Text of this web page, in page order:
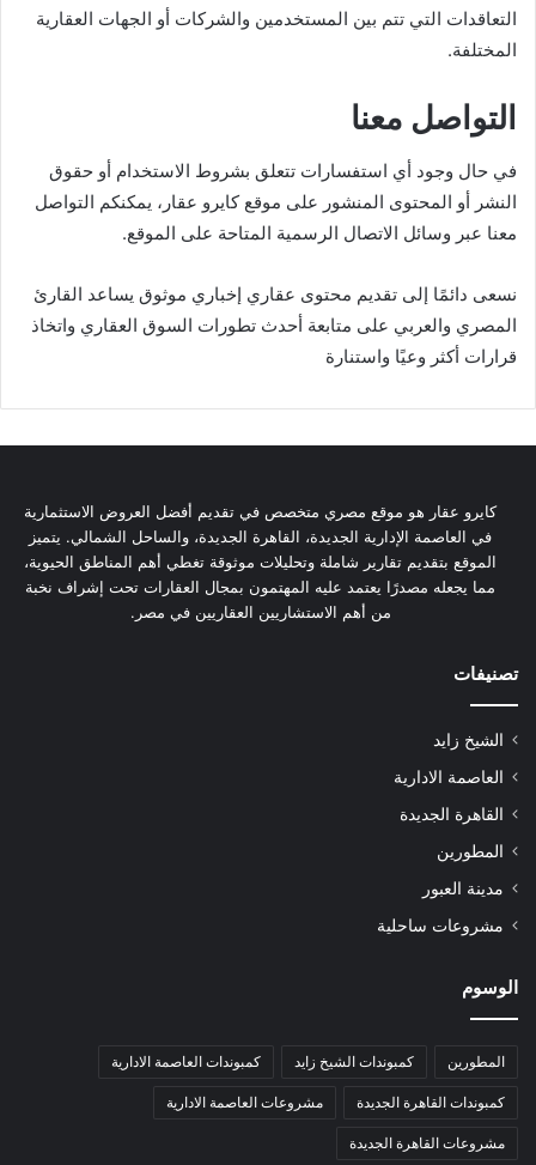
التعاقدات التي تتم بين المستخدمين والشركات أو الجهات العقارية
المختلفة.
التواصل معنا
في حال وجود أي استفسارات تتعلق بشروط الاستخدام أو حقوق
النشر أو المحتوى المنشور على موقع كايرو عقار، يمكنكم التواصل
معنا عبر وسائل الاتصال الرسمية المتاحة على الموقع.
نسعى دائمًا إلى تقديم محتوى عقاري إخباري موثوق يساعد القارئ
المصري والعربي على متابعة أحدث تطورات السوق العقاري واتخاذ
قرارات أكثر وعيًا واستنارة
كايرو عقار هو موقع مصري متخصص في تقديم أفضل العروض الاستثمارية
في العاصمة الإدارية الجديدة، القاهرة الجديدة، والساحل الشمالي. يتميز
الموقع بتقديم تقارير شاملة وتحليلات موثوقة تغطي أهم المناطق الحيوية،
مما يجعله مصدرًا يعتمد عليه المهتمون بمجال العقارات تحت إشراف نخبة
من أهم الاستشاريين العقاريين في مصر.
تصنيفات
الشيخ زايد
العاصمة الادارية
القاهرة الجديدة
المطورين
مدينة العبور
مشروعات ساحلية
الوسوم
المطورين كمبوندات الشيخ زايد كمبوندات العاصمة الادارية
كمبوندات القاهرة الجديدة مشروعات العاصمة الادارية
مشروعات القاهرة الجديدة